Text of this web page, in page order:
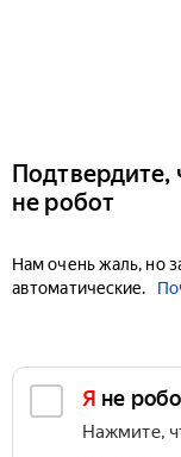
Подтвердите,
не робот
Нам очень жаль, но
автоматические.
Я не
Нажмите,